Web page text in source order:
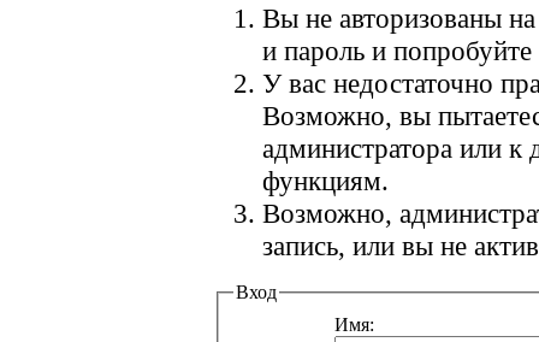
Вы не авторизованы
и пароль и
У вас недостаточно
Возможно, вы
администратора или
функциям.
Возможно,
запись, или вы не
Вход
Имя: